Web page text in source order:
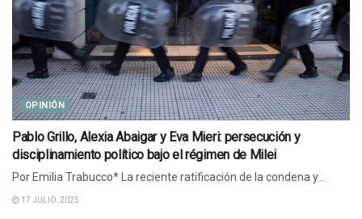
OPINIÓN
Pablo Grillo, Alexia Abaigar y Eva Mieri: persecución y
disciplinamiento político bajo el régimen de Milei
Por Emilia Trabucco* La reciente ratificación de la condena y...
17 JULIO, 2025